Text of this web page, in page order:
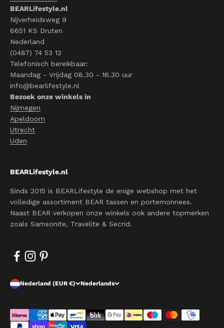
BEARLifestyle.nl
Nijverheidsweg 9
6651 KS Druten
Nederland
(0487) 74 53 12
Telefonisch bereikbaar:
Maandag - Vrijdag 08.30 - 16.30 uur
info@bearlifestyle.nl
Bezoek onze winkels in
Nijmegen
Apeldoorn
Utrecht
Uden
BEARLifestyle.nl
Sinds 2015 is BEARLifestyle de enige webshop met het
volledige assortiment BEAR tassen en portemonnees.
Naast BEAR verkopen onze winkels ook andere topmerken
zoals Samsonite, Travelite & Secrid.
Nederland (EUR €) Nederlands